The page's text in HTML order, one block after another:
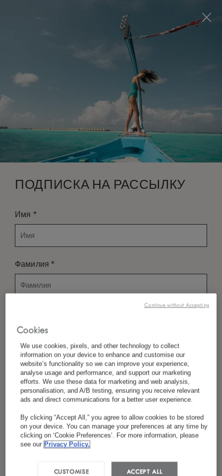
to enhance your experience
and make your visit easier and more comfortable.
ЗАБРОНИРОВАТЬ
БЕСПЛАТНАЯ ОТМЕНА
ПОДПИСКА НА РАССЫЛКУ
Имя *
Фамилия*
Предпочтение Языка*
Cookies
We use cookies, pixels, and other technology to collect
information on your device to enhance and customise our
website’s functionality so we can improve your experience,
analyse usage and performance, and support our marketing
efforts. We use these data for marketing and web analysis,
personalisation, and A/B testing, ensuring you receive relevant
ads and direct communications for a better user experience.
By clicking “Accept All,” you agree to allow cookies to be stored
on your device. You can manage your preferences at any time by
clicking on ‘Cookie Preferences’. For more information, please
see our Privacy Policy.
ACCEPT ALL
CUSTOMISE
Continue without Accepting